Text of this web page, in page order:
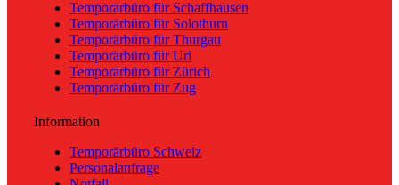
Temporärbüro für Schaffhausen
Temporärbüro für Solothurn
Temporärbüro für Thurgau
Temporärbüro für Uri
Temporärbüro für Zürich
Temporärbüro für Zug
Information
Temporärbüro Schweiz
Personalanfrage